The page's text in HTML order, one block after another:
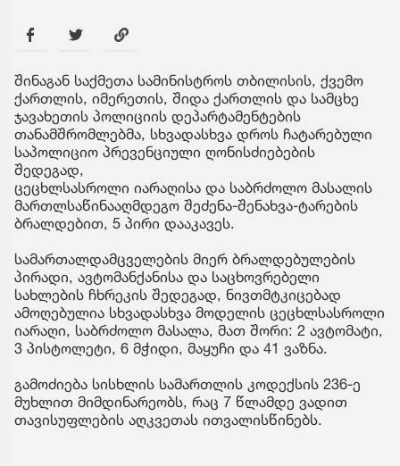
შინაგან საქმეთა სამინისტროს თბილისის, ქვემო
ქართლის, იმერეთის, შიდა ქართლის და სამცხე
ჯავახეთის პოლიციის დეპარტამენტების
თანამშრომლებმა, სხვადასხვა დროს ჩატარებული
საპოლიციო პრევენციული ღონისძიებების
შედეგად,
ცეცხლსასროლი იარაღისა და საბრძოლო მასალის
მართლსაწინააღმდეგო შეძენა-შენახვა-ტარების
ბრალდებით, 5 პირი დააკავეს.
სამართალდამცველების მიერ ბრალდებულების
პირადი, ავტომანქანისა და საცხოვრებელი
სახლების ჩხრეკის შედეგად, ნივთმტკიცებად
ამოღებულია სხვადასხვა მოდელის ცეცხლსასროლი
იარაღი, საბრძოლო მასალა, მათ შორი: 2 ავტომატი,
3 პისტოლეტი, 6 მჭიდი, მაყუჩი და 41 ვაზნა.
გამოძიება სისხლის სამართლის კოდექსის 236-ე
მუხლით მიმდინარეობს, რაც 7 წლამდე ვადით
თავისუფლების აღკვეთას ითვალისწინებს.